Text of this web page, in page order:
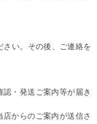
い。その後、ご連絡を
・発送ご案内等が届き
からのご案内が送信さ